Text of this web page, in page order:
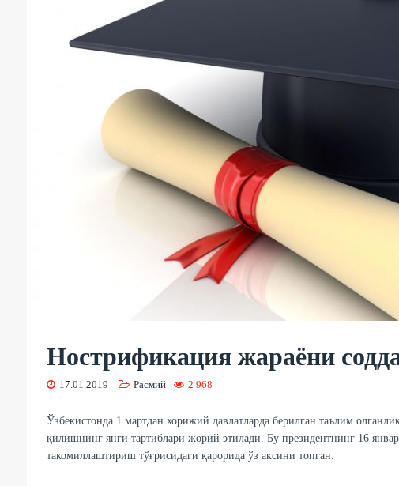
Нострификация жараёни
17.01.2019 Расмий 2 968
Ўзбекистонда 1 мартдан хорижий давлатларда берилган таълим
қилишнинг янги тартиблари жорий этилади. Бу президентнинг 16
такомиллаштириш тўғрисидаги қарорида ўз аксини топган.